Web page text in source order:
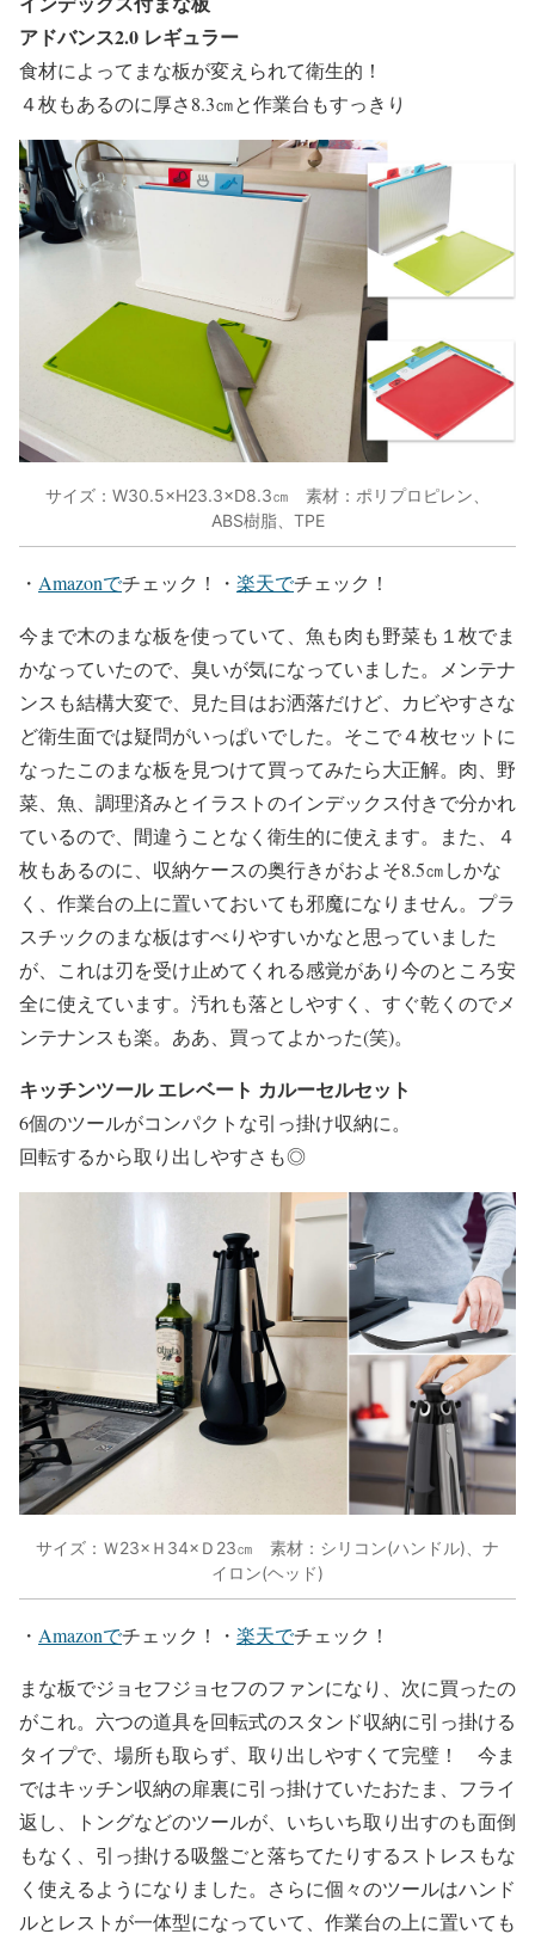
アドバンス2.0 レギュラー
食材によってまな板が変えられて衛生的！
４枚もあるのに厚さ8.3㎝と作業台もすっきり
サイズ：W30.5×H23.3×D8.3㎝ 素材：ポリプロピレン、
ABS樹脂、TPE
・ Amazonでチェック！・ 楽天でチェック！
今まで木のまな板を使っていて、魚も肉も野菜も１枚でま
かなっていたので、臭いが気になっていました。メンテナ
ンスも結構大変で、見た目はお洒落だけど、カビやすさな
ど衛生面では疑問がいっぱいでした。そこで４枚セットに
なったこのまな板を見つけて買ってみたら大正解。肉、野
菜、魚、調理済みとイラストのインデックス付きで分かれ
ているので、間違うことなく衛生的に使えます。また、４
枚もあるのに、収納ケースの奥行きがおよそ8.5㎝しかな
く、作業台の上に置いておいても邪魔になりません。プラ
スチックのまな板はすべりやすいかなと思っていました
が、これは刃を受け止めてくれる感覚があり今のところ安
全に使えています。汚れも落としやすく、すぐ乾くのでメ
ンテナンスも楽。ああ、買ってよかった(笑)。
キッチンツール エレベート カルーセルセット
6個のツールがコンパクトな引っ掛け収納に。
回転するから取り出しやすさも◎
サイズ：Ｗ23×Ｈ34×Ｄ23㎝ 素材：シリコン(ハンドル)、ナ
イロン(ヘッド)
・ Amazonでチェック！・ 楽天でチェック！
まな板でジョセフジョセフのファンになり、次に買ったの
がこれ。六つの道具を回転式のスタンド収納に引っ掛ける
タイプで、場所も取らず、取り出しやすくて完璧！ 今ま
ではキッチン収納の扉裏に引っ掛けていたおたま、フライ
返し、トングなどのツールが、いちいち取り出すのも面倒
もなく、引っ掛ける吸盤ごと落ちてたりするストレスもな
く使えるようになりました。さらに個々のツールはハンド
ルとレストが一体型になっていて、作業台の上に置いても